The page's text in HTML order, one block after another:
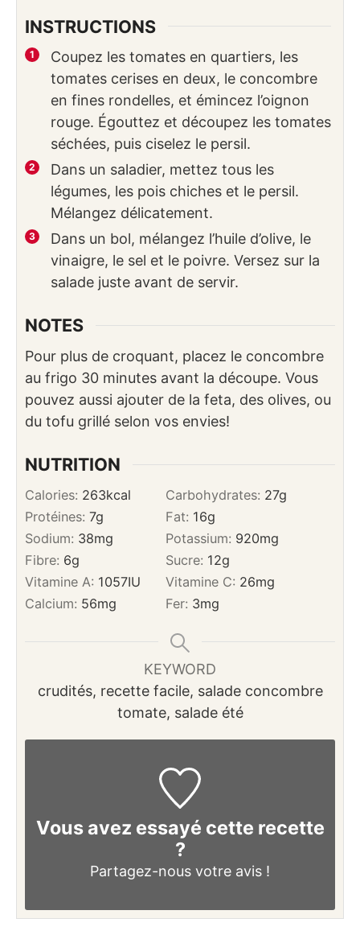
INSTRUCTIONS
Coupez les tomates en quartiers, les
tomates cerises en deux, le concombre
en fines rondelles, et émincez l’oignon
rouge. Égouttez et découpez les tomates
séchées, puis ciselez le persil.
Dans un saladier, mettez tous les
légumes, les pois chiches et le persil.
Mélangez délicatement.
Dans un bol, mélangez l’huile d’olive, le
vinaigre, le sel et le poivre. Versez sur la
salade juste avant de servir.
NOTES
Pour plus de croquant, placez le concombre
au frigo 30 minutes avant la découpe. Vous
pouvez aussi ajouter de la feta, des olives, ou
du tofu grillé selon vos envies!
NUTRITION
Calories: 263kcal Carbohydrates: 27g
Protéines: 7g Fat: 16g
Sodium: 38mg Potassium: 920mg
Fibre: 6g Sucre: 12g
Vitamine A: 1057IU Vitamine C: 26mg
Calcium: 56mg Fer: 3mg
KEYWORD
crudités, recette facile, salade concombre
tomate, salade été
Vous avez essayé cette recette
?
Partagez-nous votre avis !